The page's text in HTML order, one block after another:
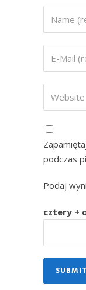
podczas
Podaj
cztery +